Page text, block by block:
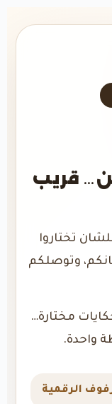
قريب
تختاروا
وتوصلكم
مختارة…
واحدة.
الرقمية